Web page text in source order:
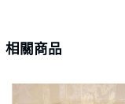
相關商品